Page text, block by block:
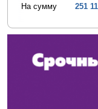
На сумму
251